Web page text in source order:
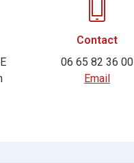
Contact
06 65 82 36 00
Email